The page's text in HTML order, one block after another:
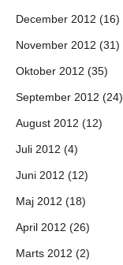
December 2012 (16)
November 2012 (31)
Oktober 2012 (35)
September 2012 (24)
August 2012 (12)
Juli 2012 (4)
Juni 2012 (12)
Maj 2012 (18)
April 2012 (26)
Marts 2012 (2)